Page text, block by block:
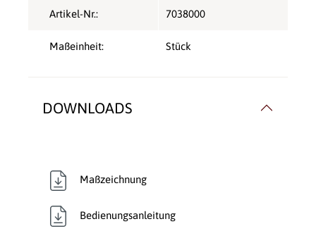
Artikel-Nr.: 7038000
Maßeinheit: Stück
DOWNLOADS
Maßzeichnung
Bedienungsanleitung